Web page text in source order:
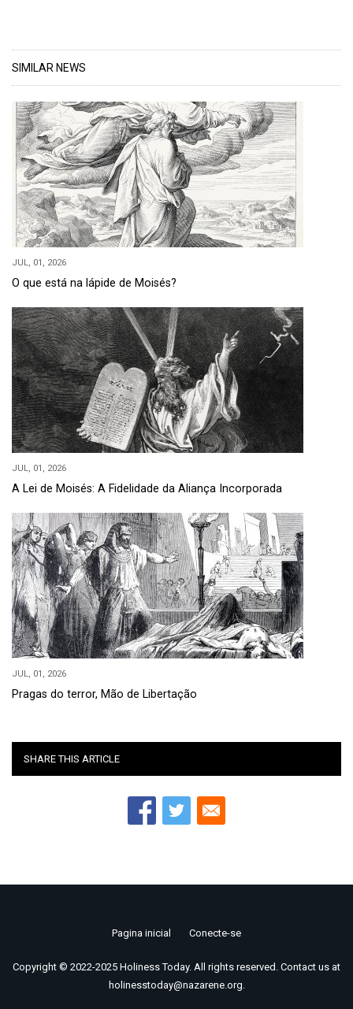
SIMILAR NEWS
JUL, 01, 2026
O que está na lápide de Moisés?
JUL, 01, 2026
A Lei de Moisés: A Fidelidade da Aliança Incorporada
JUL, 01, 2026
Pragas do terror, Mão de Libertação
SHARE THIS ARTICLE
menu
Pagina inicial Conecte-se
Copyright © 2022-2025 Holiness Today. All rights reserved. Contact us at
holinesstoday@nazarene.org.